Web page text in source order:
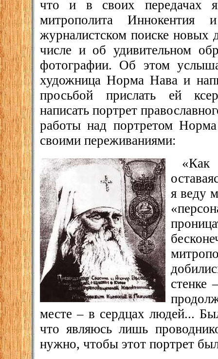
что и в своих передачах я
митрополита
журналистском поиске новых
числе и об удивительном
фотографии. Об этом
художница Норма Нава и
просьбой прислать ей
написать портрет
работы над портретом
своими переживаниями:
я веду
стенке
месте – в сердцах людей...
что являюсь лишь
нужно, чтобы этот портрет